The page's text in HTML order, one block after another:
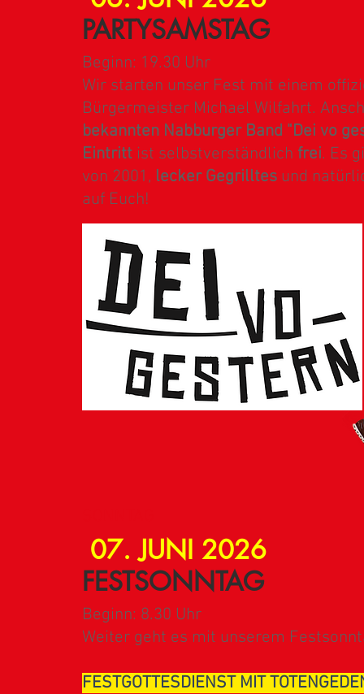
PARTYSAMSTAG
Beginn: 19.30 Uhr
Wir starten unser Fest mit einem
Bürgermeister Michael Wilfahrt.
bekannten Nabburger Band "Dei vo
Eintritt ist selbstverständlich frei. Es
von 2001, lecker Gegrilltes und
auf Euch!
07. JUNI 2026
FESTSONNTAG
Beginn: 8.30 Uhr
Weiter geht es mit unserem
FESTGOTTESDIENST MIT